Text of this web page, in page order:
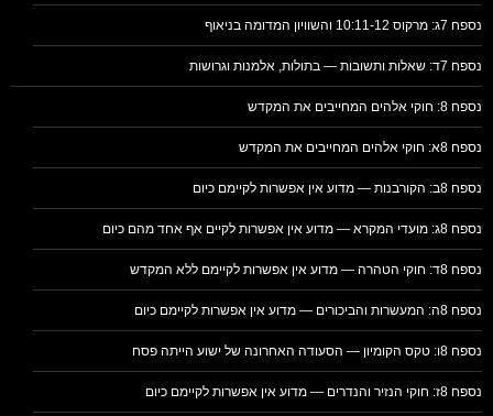
נספח 7ג: מרקוס 10:11-12 והשוויון המדומה בניאוף
נספח 7ד: שאלות ותשובות — בתולות, אלמנות וגרושות
נספח 8: חוקי אלהים המחייבים את המקדש
נספח 8א: חוקי אלהים המחייבים את המקדש
נספח 8ב: הקורבנות — מדוע אין אפשרות לקיימם כיום
נספח 8ג: מועדי המקרא — מדוע אין אפשרות לקיים אף אחד מהם כיום
נספח 8ד: חוקי הטהרה — מדוע אין אפשרות לקיימם ללא המקדש
נספח 8ה: המעשרות והביכורים — מדוע אין אפשרות לקיימם כיום
נספח 8ו: טקס הקומיון — הסעודה האחרונה של ישוע הייתה פסח
נספח 8ז: חוקי הנזיר והנדרים — מדוע אין אפשרות לקיימם כיום